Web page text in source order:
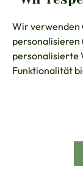
Tracht zu
unserem
EIN TRAUM
Wir verwenden
personalisierte
Funktionalität